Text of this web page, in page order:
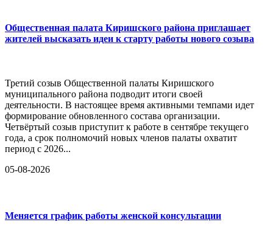
Общественная палата Киришского района приглашает
жителей высказать идеи к старту работы нового созыва
Третий созыв Общественной палаты Киришского
муниципального района подводит итоги своей
деятельности. В настоящее время активными темпами идет
формирование обновленного состава организации.
Четвёртый созыв приступит к работе в сентябре текущего
года, а срок полномочий новых членов палаты охватит
период с 2026...
05-08-2026
Меняется график работы женской консультации